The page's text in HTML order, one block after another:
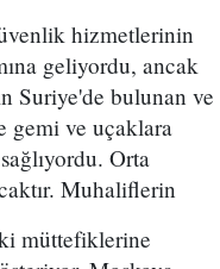
hizmetlerinin
geliyordu, ancak
Suriye'de bulunan ve
gemi ve uçaklara
Orta
Muhaliflerin
müttefiklerine